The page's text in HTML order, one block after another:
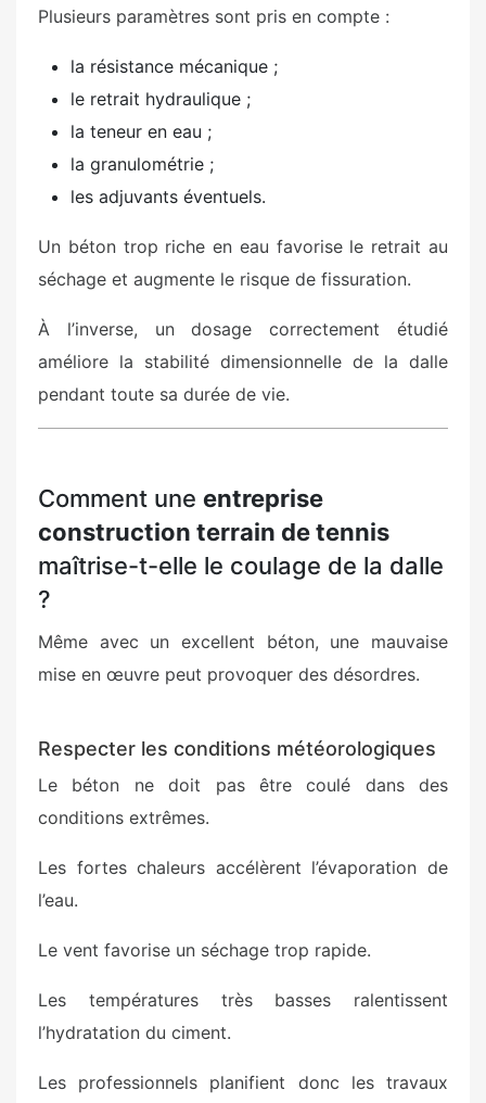
Plusieurs paramètres sont pris en compte :
la résistance mécanique ;
le retrait hydraulique ;
la teneur en eau ;
la granulométrie ;
les adjuvants éventuels.
Un béton trop riche en eau favorise le retrait au
séchage et augmente le risque de fissuration.
À l’inverse, un dosage correctement étudié
améliore la stabilité dimensionnelle de la dalle
pendant toute sa durée de vie.
Comment une entreprise
construction terrain de tennis
maîtrise-t-elle le coulage de la dalle
?
Même avec un excellent béton, une mauvaise
mise en œuvre peut provoquer des désordres.
Respecter les conditions météorologiques
Le béton ne doit pas être coulé dans des
conditions extrêmes.
Les fortes chaleurs accélèrent l’évaporation de
l’eau.
Le vent favorise un séchage trop rapide.
Les températures très basses ralentissent
l’hydratation du ciment.
Les professionnels planifient donc les travaux